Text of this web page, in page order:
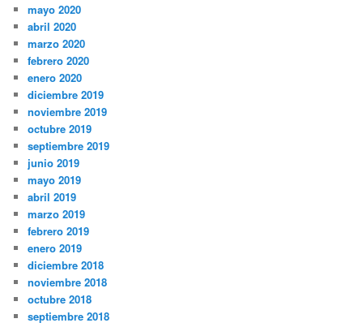
mayo 2020
abril 2020
marzo 2020
febrero 2020
enero 2020
diciembre 2019
noviembre 2019
octubre 2019
septiembre 2019
junio 2019
mayo 2019
abril 2019
marzo 2019
febrero 2019
enero 2019
diciembre 2018
noviembre 2018
octubre 2018
septiembre 2018